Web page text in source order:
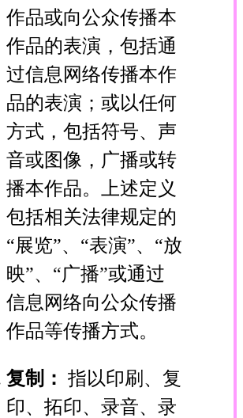
作品或向公众传播本
作品的表演，包括通
过信息网络传播本作
品的表演；或以任何
方式，包括符号、声
音或图像，广播或转
播本作品。上述定义
包括相关法律规定的
“展览”、“表演”、“放
映”、“广播”或通过
信息网络向公众传播
作品等传播方式。
复制： 指以印刷、复
印、拓印、录音、录